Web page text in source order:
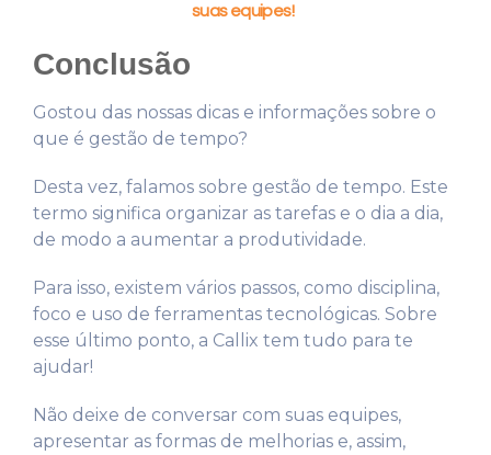
suas equipes!
Conclusão
Gostou das nossas dicas e informações sobre o
que é gestão de tempo?
Desta vez, falamos sobre gestão de tempo. Este
termo significa organizar as tarefas e o dia a dia,
de modo a aumentar a produtividade.
Para isso, existem vários passos, como disciplina,
foco e uso de ferramentas tecnológicas. Sobre
esse último ponto, a Callix tem tudo para te
ajudar!
Não deixe de conversar com suas equipes,
apresentar as formas de melhorias e, assim,